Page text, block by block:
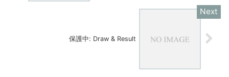
保護中: Draw & Result